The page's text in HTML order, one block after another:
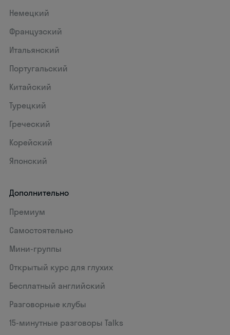
Немецкий
Французский
Итальянский
Португальский
Китайский
Турецкий
Греческий
Корейский
Японский
Дополнительно
Премиум
Самостоятельно
Мини-группы
Открытый курс для глухих
Бесплатный английский
Разговорные клубы
15‑минутные разговоры Talks